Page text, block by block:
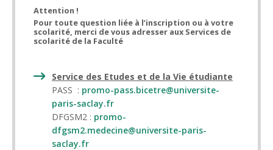
Attention !
Pour toute question liée à l’inscription ou à votre
scolarité , merci de vous adresser aux Services de
scolarité de la Faculté
Service des Etudes et de la Vie étudiante
PASS : promo-pass.bicetre@universite-
paris-saclay.fr
DFGSM2 : promo-
dfgsm2.medecine@universite-paris-
saclay.fr